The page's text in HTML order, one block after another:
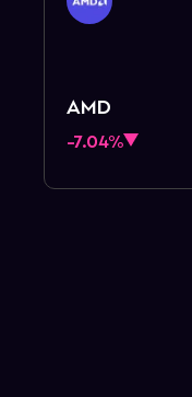
AMD
-7.04%